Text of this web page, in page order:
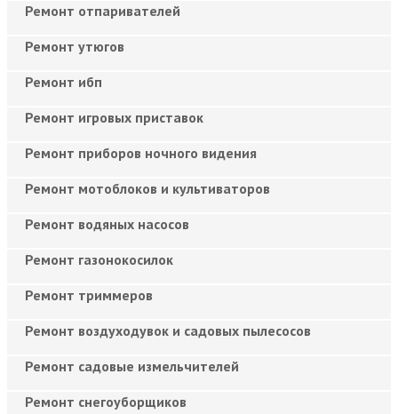
Ремонт отпаривателей
Ремонт утюгов
Ремонт ибп
Ремонт игровых приставок
Ремонт приборов ночного видения
Ремонт мотоблоков и культиваторов
Ремонт водяных насосов
Ремонт газонокосилок
Ремонт триммеров
Ремонт воздуходувок и садовых пылесосов
Ремонт садовые измельчителей
Ремонт снегоуборщиков